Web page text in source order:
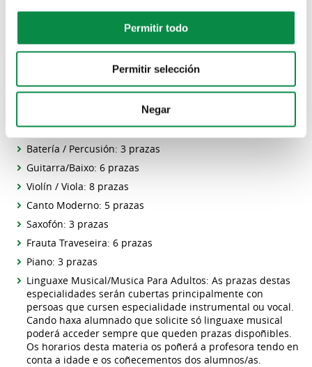
Permitir todo
Permitir selección
Negar
PRAZAS OFERTADAS:
mércores 17:30-18:30: 5 prazas
Música e movemento (ano de nacemento 2016):
mércores 18:30-19:30: 7 prazas
Música e movemento (ano de nacemento 2017)Luns e
mércores 16:30-17:30: 10 prazas
Batería / Percusión: 3 prazas
Guitarra/Baixo: 6 prazas
Violín / Viola: 8 prazas
Canto Moderno: 5 prazas
Saxofón: 3 prazas
Frauta Traveseira: 6 prazas
Piano: 3 prazas
Linguaxe Musical/Musica Para Adultos: As prazas destas
especialidades serán cubertas principalmente con
persoas que cursen especialidade instrumental ou vocal.
Cando haxa alumnado que solicite só linguaxe musical
poderá acceder sempre que queden prazas dispoñibles.
Os horarios desta materia os poñerá a profesora tendo en
conta a idade e os coñecementos dos alumnos/as.